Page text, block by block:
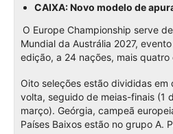
CAIXA: Novo modelo de
O Europe Championship serve
Mundial da Austrália 2027,
edição, a 24 nações, mais
Oito seleções estão divididas em
volta, seguido de meias-finais (1
março). Geórgia, campeã
Países Baixos estão no grupo A.